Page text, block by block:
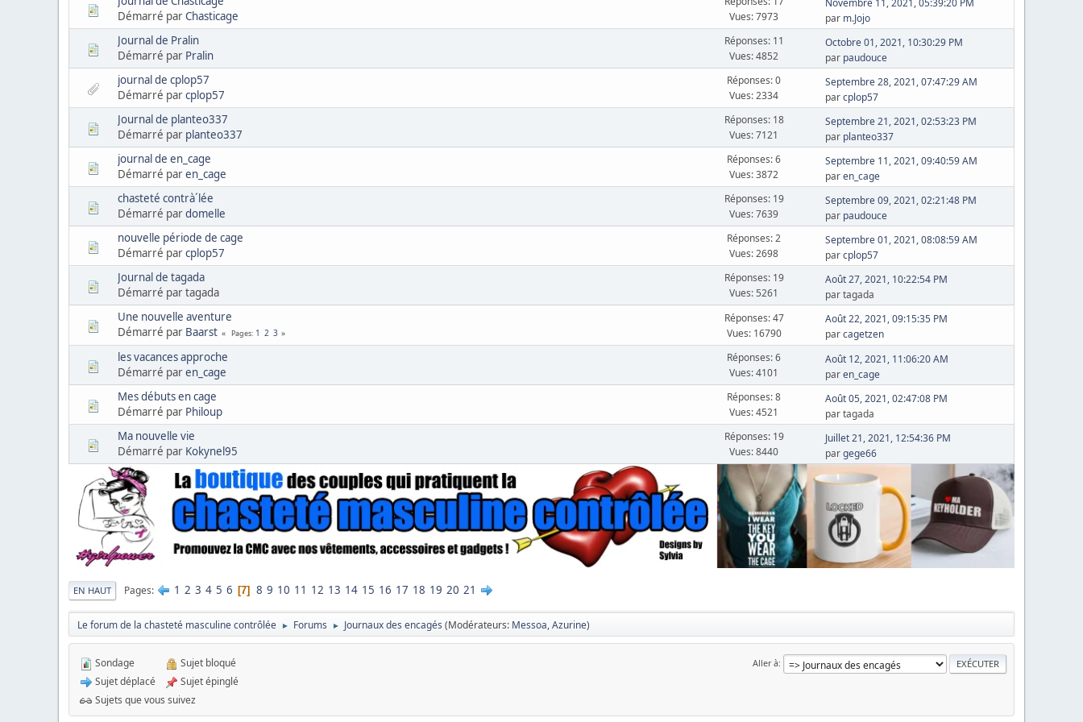
Démarré parChasticage
Vues: 7973
par m.Jojo
Journal de Pralin
Démarré par Pralin
Réponses: 11
Vues: 4852
Octobre 01, 2021, 10:30:29 PM
par paudouce
journal de cplop57
Démarré parcplop57
Réponses: 0
Vues: 2334
Septembre 28, 2021, 07:47:29 AM
parcplop57
Journal de planteo337
Démarré par planteo337
Réponses: 18
Vues: 7121
Septembre 21, 2021, 02:53:23 PM
par planteo337
journal de en_cage
Démarré paren_cage
Réponses: 6
Vues: 3872
Septembre 11, 2021, 09:40:59 AM
paren_cage
chasteté contrà´lée
Démarré pardomelle
Réponses: 19
Vues: 7639
Septembre 09, 2021, 02:21:48 PM
par paudouce
nouvelle période de cage
Démarré parcplop57
Réponses: 2
Vues: 2698
Septembre 01, 2021, 08:08:59 AM
parcplop57
Journal de tagada
Démarré par tagada
Réponses: 19
Vues: 5261
Août 27, 2021, 10:22:54 PM
par tagada
Une nouvelle aventure
Démarré par Baarst Pages 1 2 3
Réponses: 47
Vues: 16790
Août 22, 2021, 09:15:35 PM
parcagetzen
les vacances approche
Démarré paren_cage
Réponses: 6
Vues: 4101
Août 12, 2021, 11:06:20 AM
paren_cage
Mes débuts en cage
Démarré par Philoup
Réponses: 8
Vues: 4521
Août 05, 2021, 02:47:08 PM
par tagada
Ma nouvelle vie
Démarré par Kokynel95
Réponses: 19
Vues: 8440
Juillet 21, 2021, 12:54:36 PM
pargege66
EN HAUT Pages 1 2 3 4 5 6 7 8 9 10 11 12 13 14 15 16 17 18 19 20 21
Le forum de la chasteté masculine contrôlée ► Forums ► Journaux des encagés (Modérateurs: Messoa,Azurine)
Aller à
Sondage
Sujet déplacé
Sujet bloqué
Sujet épinglé
Sujets que vous suivez